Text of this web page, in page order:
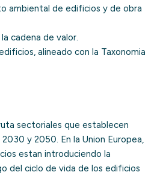
ambiental de edificios y de obra
cadena de valor.
alineado con la Taxonomia
sectoriales que establecen
y 2050. En la Union Europea,
estan introduciendo la
del ciclo de vida de los edificios